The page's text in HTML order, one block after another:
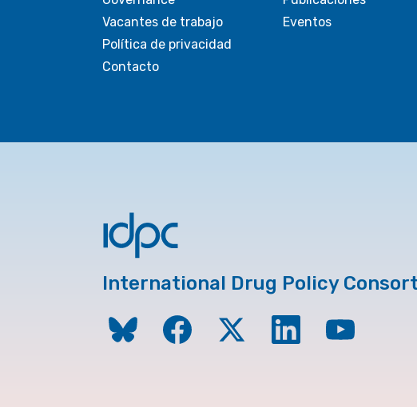
Vacantes de trabajo
Política de privacidad
Contacto
Eventos
International Drug Policy